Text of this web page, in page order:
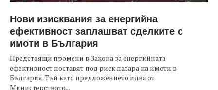
Нови изисквания за енергийна
ефективност заплашват сделките с
имоти в България
Предстоящи промени в Закона за енергийната
ефективност поставят под риск пазара на имоти в
България. Тъй като предложението идва от
Министерството...